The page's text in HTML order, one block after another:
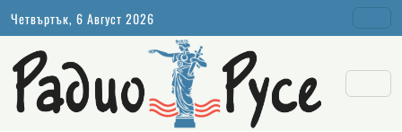
Четвъртък, 6 Август 2026